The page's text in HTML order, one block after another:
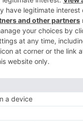
a los
evitar su
detener a 4
mucho más
fue rastreado
a cabo las labores